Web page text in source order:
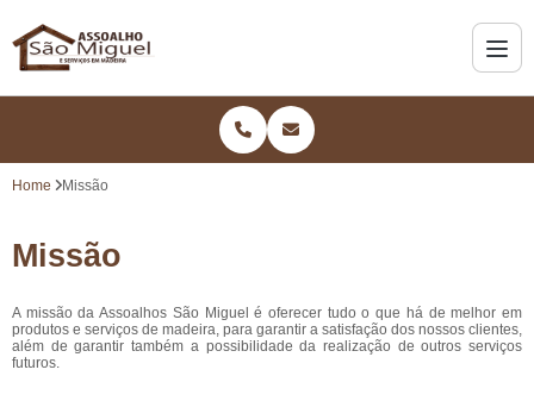
Home Missão
Missão
A missão da Assoalhos São Miguel é oferecer tudo o que há de melhor em
produtos e serviços de madeira, para garantir a satisfação dos nossos clientes,
além de garantir também a possibilidade da realização de outros serviços
futuros.